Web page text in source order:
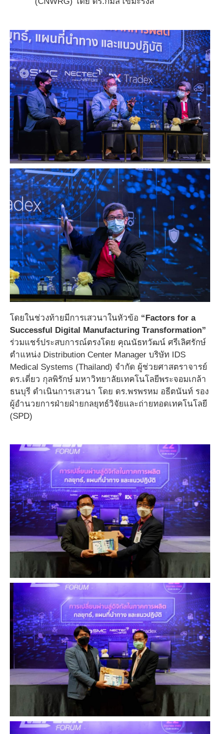
โดยในช่วงท้ายมีการเสวนาในหัวข้อ “Factors for a
Successful Digital Manufacturing Transformation”
ร่วมแชร์ประสบการณ์ตรงโดย คุณนัธทวัฒน์ ศรีเลิศรักษ์
ตำแหน่ง Distribution Center Manager บริษัท IDS
Medical Systems (Thailand) จำกัด ผู้ช่วยศาสตราจารย์
ดร.เดี่ยว กุลพิรักษ์ มหาวิทยาลัยเทคโนโลยีพระจอมเกล้า
ธนบุรี ดำเนินการเสวนา โดย ดร.พรพรหม อธีตนันท์ รอง
ผู้อำนวยการฝ่ายฝ่ายกลยุทธ์วิจัยและถ่ายทอดเทคโนโลยี
(SPD)